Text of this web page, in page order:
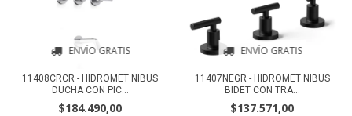
ENVÍO GRATIS
11408CRCR - HIDROMET NIBUS
DUCHA CON PIC...
$184.490,00
ENVÍO GRATIS
11407NEGR - HIDROMET NIBUS
BIDET CON TRA...
$137.571,00